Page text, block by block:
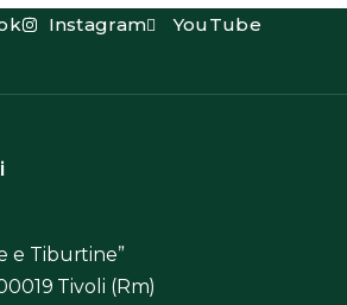
Instagram YouTube
e Tiburtine”
Tivoli (Rm)